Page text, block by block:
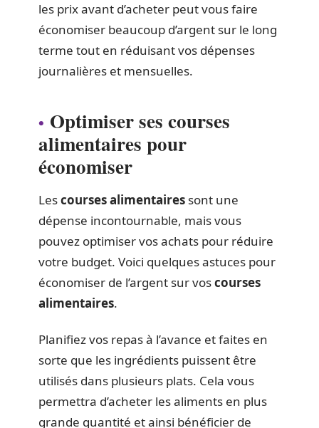
les prix avant d’acheter peut vous faire
économiser beaucoup d’argent sur le long
terme tout en réduisant vos dépenses
journalières et mensuelles.
Optimiser ses courses
alimentaires pour
économiser
Lescourses alimentaires sont une
dépense incontournable, mais vous
pouvez optimiser vos achats pour réduire
votre budget. Voici quelques astuces pour
économiser de l’argent sur voscourses
alimentaires.
Planifiez vos repas à l’avance et faites en
sorte que les ingrédients puissent être
utilisés dans plusieurs plats. Cela vous
permettra d’acheter les aliments en plus
grande quantité et ainsi bénéficier de